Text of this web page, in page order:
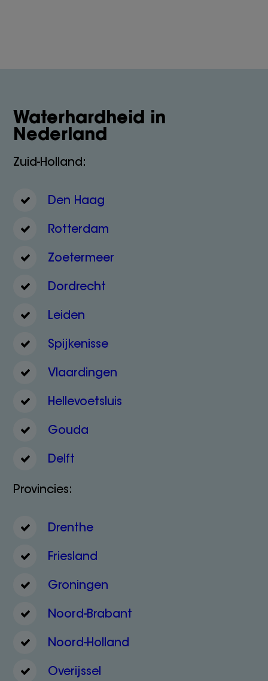
Waterhardheid in
Nederland
Zuid-Holland:
Den Haag
Rotterdam
Zoetermeer
Dordrecht
Leiden
Spijkenisse
Vlaardingen
Hellevoetsluis
Gouda
Delft
Provincies:
Drenthe
Friesland
Groningen
Noord-Brabant
Noord-Holland
Overijssel